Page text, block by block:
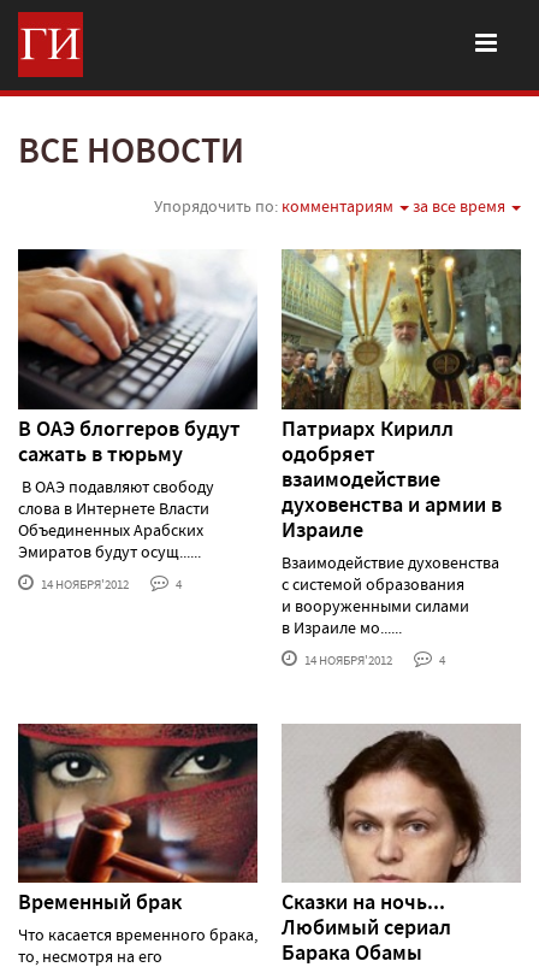
ВСЕ НОВОСТИ
Упорядочить по: комментариям за все время
В ОАЭ блоггеров будут
сажать в тюрьму
В ОАЭ подавляют свободу
слова в Интернете Власти
Объединенных Арабских
Эмиратов будут осущ......
14 НОЯБРЯ'2012 4
Патриарх Кирилл
одобряет
взаимодействие
духовенства и армии в
Израиле
Взаимодействие духовенства
с системой образования
и вооруженными силами
в Израиле мо......
14 НОЯБРЯ'2012 4
Временный брак
Что касается временного брака,
то, несмотря на его
Сказки на ночь...
Любимый сериал
Барака Обамы